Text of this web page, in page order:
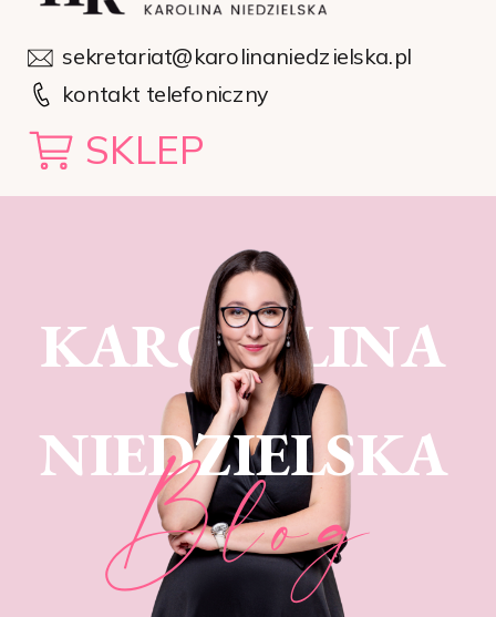
sekretariat@karolinaniedzielska.pl
kontakt telefoniczny
SKLEP
KARO LINA
NIEDZIELSKA
Blog